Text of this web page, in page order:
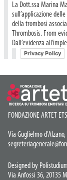
La Dott.ssa Marina
sull’applicazione
della trombosi
Thrombosis. From
Dall’evidenza
Privacy Policy
FONDAZIONE ARTET ETS
Via Guglielmo
Designed by
Via Anfossi 36, 20135